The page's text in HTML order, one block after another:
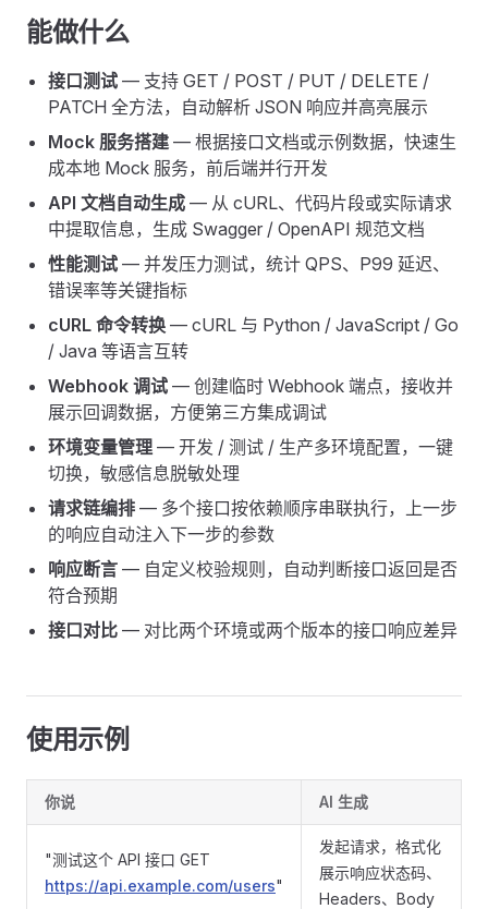
能做什么
接口测试 — 支持 GET / POST / PUT / DELETE /
PATCH 全方法，自动解析 JSON 响应并高亮展示
Mock 服务搭建 — 根据接口文档或示例数据，快速生
成本地 Mock 服务，前后端并行开发
API 文档自动生成 — 从 cURL、代码片段或实际请求
中提取信息，生成 Swagger / OpenAPI 规范文档
性能测试 — 并发压力测试，统计 QPS、P99 延迟、
错误率等关键指标
cURL 命令转换 — cURL 与 Python / JavaScript / Go
/ Java 等语言互转
Webhook 调试 — 创建临时 Webhook 端点，接收并
展示回调数据，方便第三方集成调试
环境变量管理 — 开发 / 测试 / 生产多环境配置，一键
切换，敏感信息脱敏处理
请求链编排 — 多个接口按依赖顺序串联执行，上一步
的响应自动注入下一步的参数
响应断言 — 自定义校验规则，自动判断接口返回是否
符合预期
接口对比 — 对比两个环境或两个版本的接口响应差异
使用示例
你说 AI 生成
"测试这个 API 接口 GET
https://api.example.com/users"
发起请求，格式化
展示响应状态码、
Headers、Body